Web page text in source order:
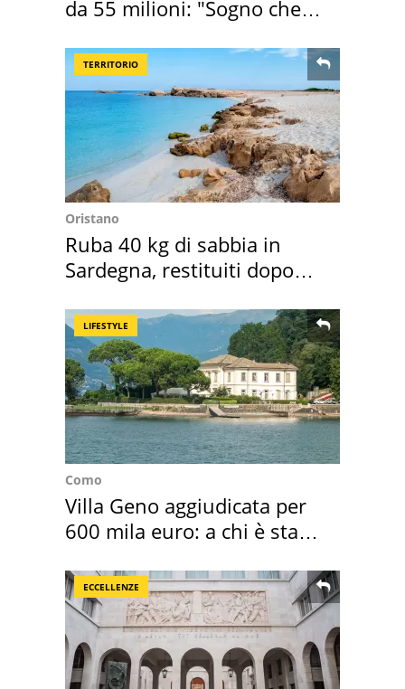
da 55 milioni: "Sogno che si
TERRITORIO
Oristano
Ruba 40 kg di sabbia in
Sardegna, restituiti dopo
LIFESTYLE
Como
Villa Geno aggiudicata per
600 mila euro: a chi è stata
ECCELLENZE